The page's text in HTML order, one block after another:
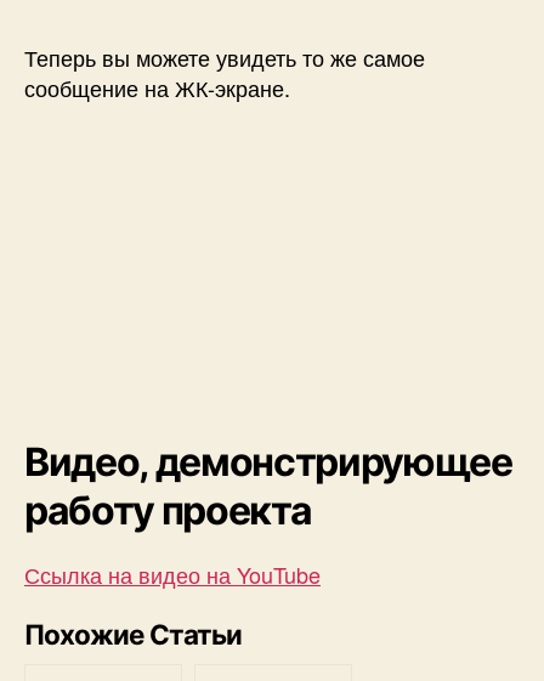
Теперь вы можете увидеть то же самое
сообщение на ЖК-экране.
Видео, демонстрирующее
работу проекта
Ссылка на видео на YouTube
Похожие Статьи